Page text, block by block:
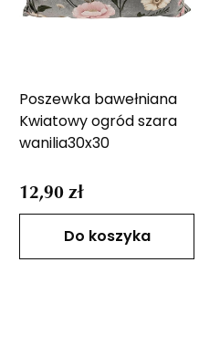
Poszewka bawełniana
Kwiatowy ogród szara
wanilia30x30
12,90 zł
Do koszyka